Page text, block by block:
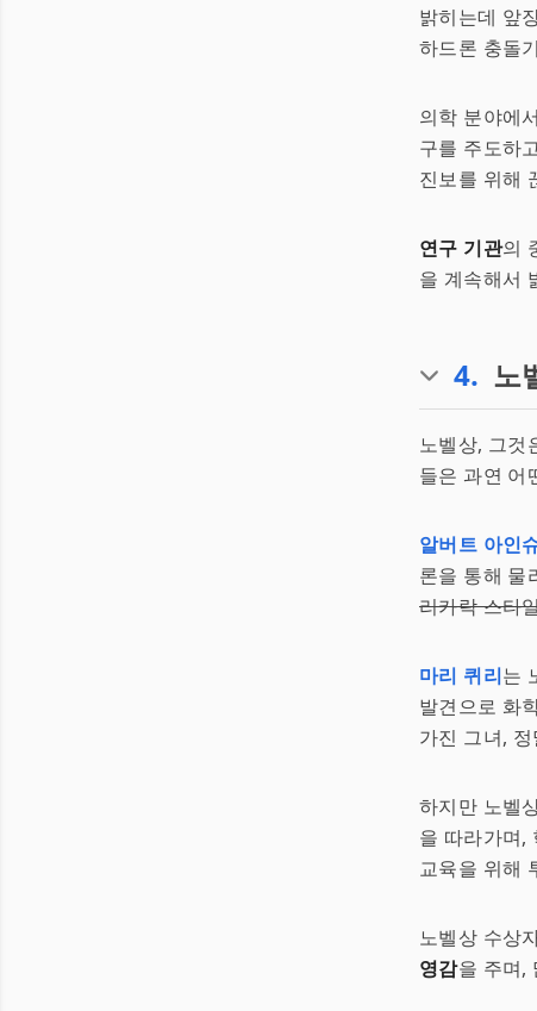
밝히는데 앞
하드론 충돌
의학 분야에
구를 주도하
진보를 위해
연구 기관의
을 계속해서
4. 노
노벨상, 그것
들은 과연
알버트 아인
론을 통해 물
리카락 스타
마리 퀴리는
발견으로 화
가진 그녀,
하지만 노벨
을 따라가며,
교육을 위해
노벨상 수상
영감을 주며,